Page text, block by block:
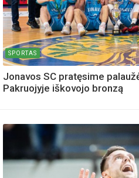
SPORTAS
Jonavos SC pratęsime
Pakruojyje iškovojo bronzą